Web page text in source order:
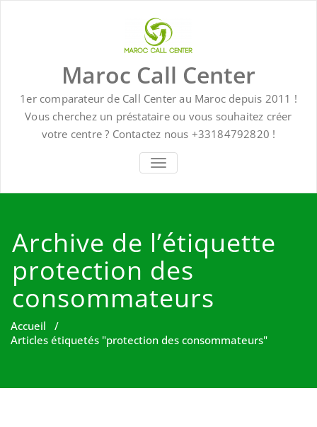
Maroc Call Center
1er comparateur de Call Center au Maroc depuis 2011 !
Vous cherchez un préstataire ou vous souhaitez créer
votre centre ? Contactez nous +33184792820 !
TOGGLE NAVIGATION
Archive de l’étiquette
protection des
consommateurs
Accueil /
Articles étiquetés "protection des consommateurs"